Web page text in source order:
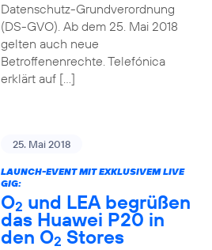
Datenschutz-Grundverordnung
(DS-GVO). Ab dem 25. Mai 2018
gelten auch neue
Betroffenenrechte. Telefónica
erklärt auf […]
25. Mai 2018
LAUNCH-EVENT MIT EXKLUSIVEM LIVE
GIG:
O2 und LEA begrüßen
das Huawei P20 in
den O2 Stores